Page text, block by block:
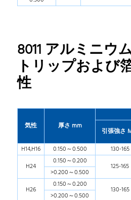
8011 アルミニウ
トリップおよび
性
気性 厚さ mm
引張強さ
H14,H16
0.150～0.500 130-165
H24
0.150～0.200
125-165
>0.200～0.500
H26
0.150～0.200
130-165
>0.200～0.500